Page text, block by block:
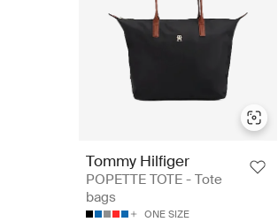
Tommy Hilfiger
POPETTE TOTE - Tote
bags
ONE SIZE